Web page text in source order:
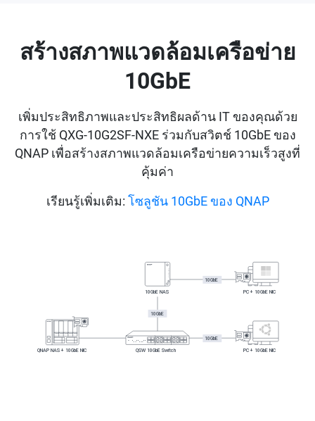
สร้างสภาพแวดล้อมเครือข่าย
10GbE
เพิ่มประสิทธิภาพและประสิทธิผลด้าน IT ของคุณด้วย
การใช้ QXG-10G2SF-NXE ร่วมกับสวิตช์ 10GbE ของ
QNAP เพื่อสร้างสภาพแวดล้อมเครือข่ายความเร็วสูงที่
คุ้มค่า
เรียนรู้เพิ่มเติม: โซลูชัน 10GbE ของ QNAP